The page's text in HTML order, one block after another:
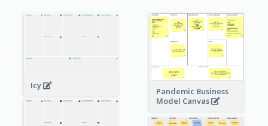
Icy
Pandemic Business
Model Canvas